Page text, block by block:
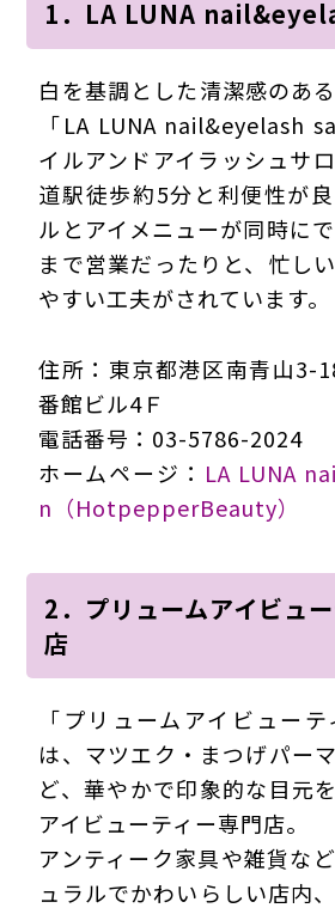
1．LA LUNA
白を基調とした清潔感のあ
「LA LUNA nail&eyelash
イルアンドアイラッシュサ
道駅徒歩約5分と利便性が
ルとアイメニューが同時に
まで営業だったりと、忙し
やすい工夫がされています。
住所：東京都港区南青山
番館ビル4Ｆ
電話番号：03-5786-2024
ホームページ： LA LUNA
n（HotpepperBeauty）
2．プリュームアイビュ
店
「プリュームアイビューテ
は、マツエク・まつげパー
ど、華やかで印象的な目元
アイビューティー専門店。
アンティーク家具や雑貨な
ュラルでかわいらしい店内